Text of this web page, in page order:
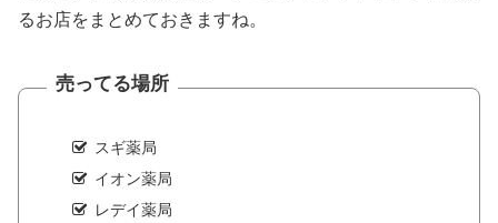
るお店をまとめておきますね。
売ってる場所
スギ薬局
イオン薬局
レデイ薬局